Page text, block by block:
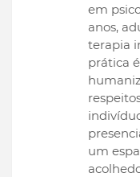
em
anos,
terapia
prática
um